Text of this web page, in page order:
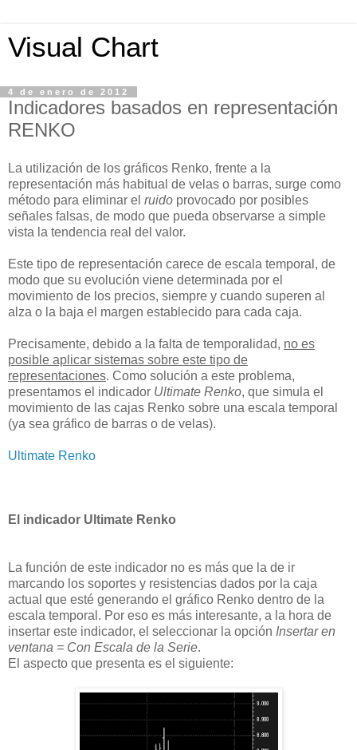
Visual Chart
4 de enero de 2012
Indicadores basados en representación
RENKO
La utilización de los gráficos Renko, frente a la
representación más habitual de velas o barras, surge como
método para eliminar el ruido provocado por posibles
señales falsas, de modo que pueda observarse a simple
vista la tendencia real del valor.
Este tipo de representación carece de escala temporal, de
modo que su evolución viene determinada por el
movimiento de los precios, siempre y cuando superen al
alza o la baja el margen establecido para cada caja.
Precisamente, debido a la falta de temporalidad, no es
posible aplicar sistemas sobre este tipo de
representaciones. Como solución a este problema,
presentamos el indicador Ultimate Renko, que simula el
movimiento de las cajas Renko sobre una escala temporal
(ya sea gráfico de barras o de velas).
Ultimate Renko
El indicador Ultimate Renko
La función de este indicador no es más que la de ir
marcando los soportes y resistencias dados por la caja
actual que esté generando el gráfico Renko dentro de la
escala temporal. Por eso es más interesante, a la hora de
insertar este indicador, el seleccionar la opción Insertar en
ventana = Con Escala de la Serie.
El aspecto que presenta es el siguiente: